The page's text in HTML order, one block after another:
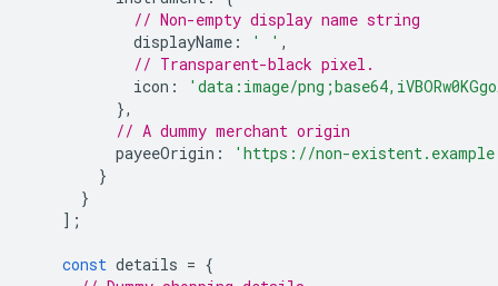
// Non-empty display name string
displayName : ' ' ,
// Transparent-black pixel.
icon :
'data:image/
},
// A dummy merchant origin
payeeOrigin :
'https://non-
}
}
];
const details = {